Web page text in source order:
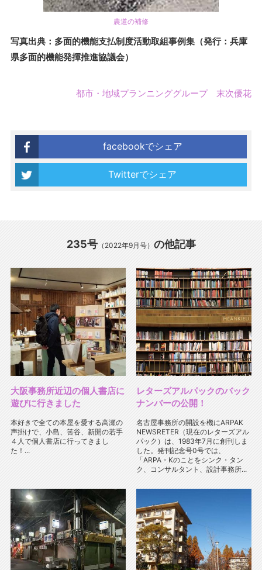
農道の補修
写真出典：多面的機能支払制度活動取組事例集（発行：兵庫
県多面的機能発揮推進協議会）
都市・地域プランニンググループ 末次優花
facebookでシェア
Twitterでシェア
235号（2022年9月号） の他記事
大阪事務所近辺の個人書店に
遊びに行きました
本好きで全ての本屋を愛する高瀬の
声掛けで、小島、筈谷、新開の若手
４人で個人書店に行ってきまし
た！...
レターズアルパックのバック
ナンバーの公開！
名古屋事務所の開設を機にARPAK
NEWSRETER（現在のレターズアル
パック）は、1983年7月に創刊しま
した。発刊記念号0号では、
「ARPA・Kのことをシンク・タン
ク、コンサルタント、設計事務所...